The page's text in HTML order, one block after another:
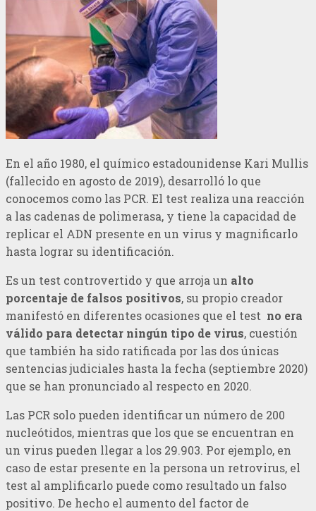
En el año 1980, el químico estadounidense Kari Mullis
(fallecido en agosto de 2019), desarrolló lo que
conocemos como las PCR. El test realiza una reacción
a las cadenas de polimerasa, y tiene la capacidad de
replicar el ADN presente en un virus y magnificarlo
hasta lograr su identificación.
Es un test controvertido y que arroja un alto
porcentaje de falsos positivos, su propio creador
manifestó en diferentes ocasiones que el test no era
válido para detectar ningún tipo de virus, cuestión
que también ha sido ratificada por las dos únicas
sentencias judiciales hasta la fecha (septiembre 2020)
que se han pronunciado al respecto en 2020.
Las PCR solo pueden identificar un número de 200
nucleótidos, mientras que los que se encuentran en
un virus pueden llegar a los 29.903. Por ejemplo, en
caso de estar presente en la persona un retrovirus, el
test al amplificarlo puede como resultado un falso
positivo. De hecho el aumento del factor de